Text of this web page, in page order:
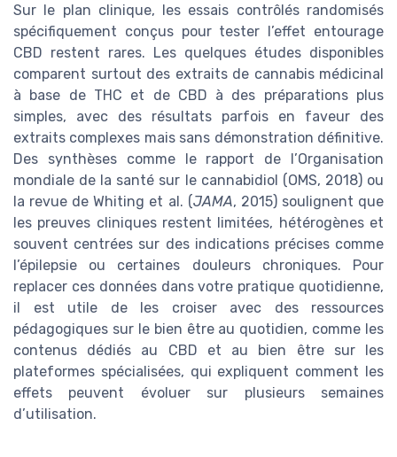
Sur le plan clinique, les essais contrôlés randomisés
spécifiquement conçus pour tester l’effet entourage
CBD restent rares. Les quelques études disponibles
comparent surtout des extraits de cannabis médicinal
à base de THC et de CBD à des préparations plus
simples, avec des résultats parfois en faveur des
extraits complexes mais sans démonstration définitive.
Des synthèses comme le rapport de l’Organisation
mondiale de la santé sur le cannabidiol (OMS, 2018) ou
la revue de Whiting et al. (JAMA, 2015) soulignent que
les preuves cliniques restent limitées, hétérogènes et
souvent centrées sur des indications précises comme
l’épilepsie ou certaines douleurs chroniques. Pour
replacer ces données dans votre pratique quotidienne,
il est utile de les croiser avec des ressources
pédagogiques sur le bien être au quotidien, comme les
contenus dédiés au CBD et au bien être sur les
plateformes spécialisées, qui expliquent comment les
effets peuvent évoluer sur plusieurs semaines
d’utilisation.